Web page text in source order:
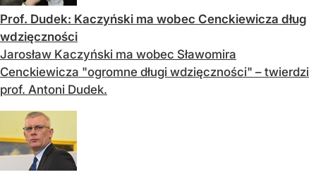
Prof. Dudek: Kaczyński ma wobec Cenckiewicza dług
wdzięczności
Jarosław Kaczyński ma wobec Sławomira
Cenckiewicza "ogromne długi wdzięczności" – twierdzi
prof. Antoni Dudek.